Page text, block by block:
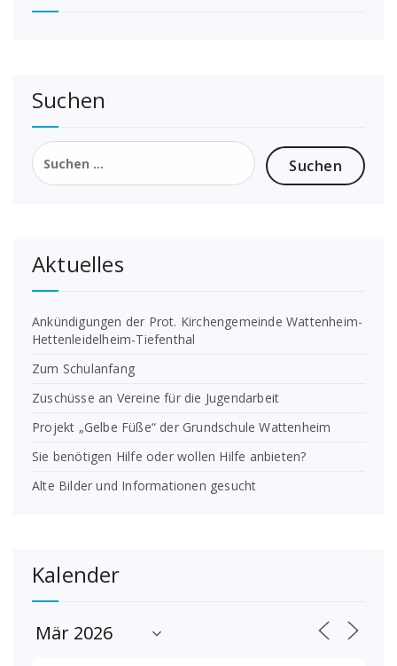
Suchen
Suchen
nach:
Aktuelles
Ankündigungen der Prot. Kirchengemeinde Wattenheim-
Hettenleidelheim-Tiefenthal
Zum Schulanfang
Zuschüsse an Vereine für die Jugendarbeit
Projekt „Gelbe Füße“ der Grundschule Wattenheim
Sie benötigen Hilfe oder wollen Hilfe anbieten?
Alte Bilder und Informationen gesucht
Kalender